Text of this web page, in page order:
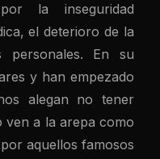
la inseguridad
el deterioro de la
personales. En su
y han empezado
alegan no tener
ven a la arepa como
aquellos famosos